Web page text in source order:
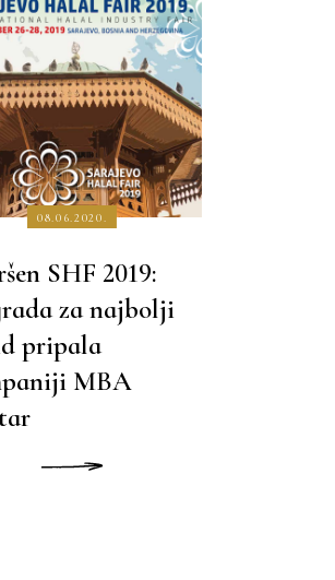
08.06.2020.
SHF 2019:
za najbolji
pripala
MBA